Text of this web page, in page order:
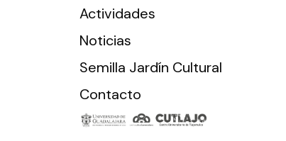
Actividades
Noticias
Semilla Jardín Cultural
Contacto